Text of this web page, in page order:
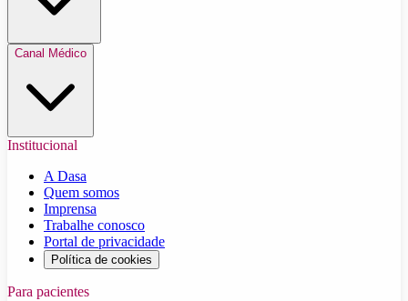
Canal Médico
Institucional
A Dasa
Quem somos
Imprensa
Trabalhe conosco
Portal de privacidade
Política de cookies
Para pacientes